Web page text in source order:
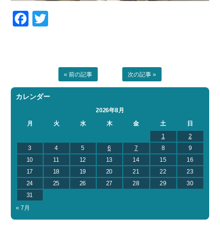
Facebook
« 前の記事 次の記事 »
カレンダー
2026年8月
月
火 水 木 金 土
日
1
2
3
4 5 6 7 8
9
10
11 12 13 14 15
16
17
18 19 20 21 22
23
24
25 26 27 28 29
30
31
« 7月